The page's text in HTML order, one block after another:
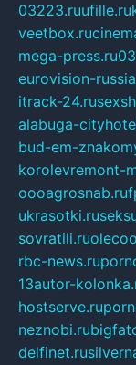
03223.ruufille.ru
veetbox.ru
mega-press.ru
eurovision-
itrack-24.ru
alabuga-
bud-em-
korolevremont-
oooagrosnab.ru
ukrasotki.ru
sovratili.ru
rbc-news.ru
13autor-
hostserve.ru
neznobi.ru
delfinet.ru